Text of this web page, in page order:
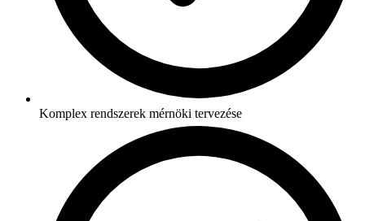
Komplex rendszerek mérnöki tervezése